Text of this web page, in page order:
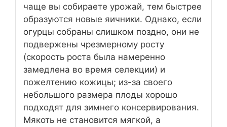
чаще вы собираете урожай, тем быстрее
образуются новые яичники. Однако, если
огурцы собраны слишком поздно, они не
подвержены чрезмерному росту
(скорость роста была намеренно
замедлена во время селекции) и
пожелтению кожицы; из-за своего
небольшого размера плоды хорошо
подходят для зимнего консервирования.
Мякоть не становится мягкой, а